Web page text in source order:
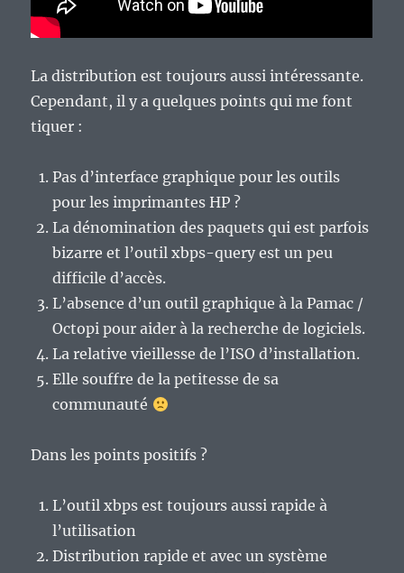
La distribution est toujours aussi intéressante.
Cependant, il y a quelques points qui me font
tiquer :
Pas d’interface graphique pour les outils
pour les imprimantes HP ?
La dénomination des paquets qui est parfois
bizarre et l’outil xbps-query est un peu
difficile d’accès.
L’absence d’un outil graphique à la Pamac /
Octopi pour aider à la recherche de logiciels.
La relative vieillesse de l’ISO d’installation.
Elle souffre de la petitesse de sa
communauté
Dans les points positifs ?
L’outil xbps est toujours aussi rapide à
l’utilisation
Distribution rapide et avec un système